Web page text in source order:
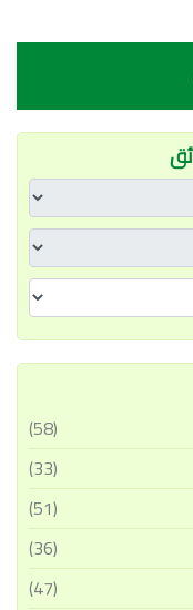
(58)
(33)
(51)
(36)
(47)